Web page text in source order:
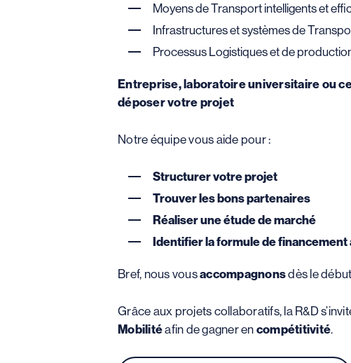
Moyens de Transport intelligents et
Infrastructures et systèmes de
Processus Logistiques et de
Entreprise, laboratoire universitaire ou
déposer votre projet
Notre équipe vous aide pour :
Structurer votre projet
Trouver les bons partenaires
Réaliser une étude de marché
Identifier la formule de financement
Bref, nous vousaccompagnonsdès le
Grâce aux projets collaboratifs, la R&D
Mobilitéafin de gagner encompétitivité.